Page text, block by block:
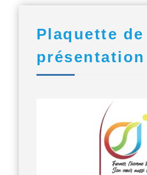
Plaquette de
présentation